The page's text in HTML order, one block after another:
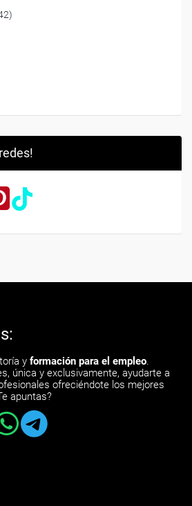
y formación para el empleo.
única y exclusivamente, ayudarte a
ofreciéndote los mejores
apuntas?